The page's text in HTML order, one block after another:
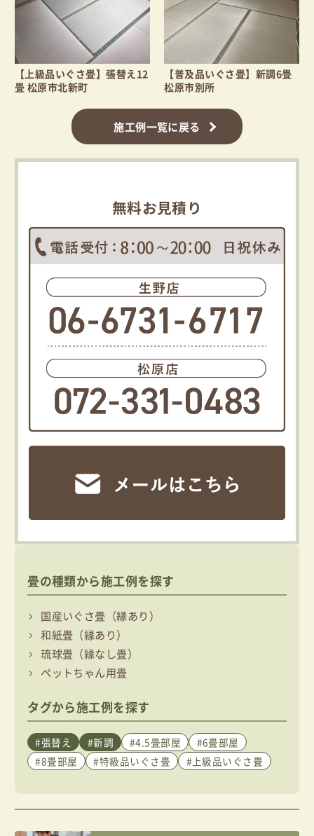
【上級品いぐさ畳】張替え12
畳 松原市北新町
【普及品いぐさ畳】新調6畳
松原市別所
施工例一覧に戻る
無料お見積り
畳の種類から施工例を探す
国産いぐさ畳（縁あり）
和紙畳（縁あり）
琉球畳（縁なし畳）
ペットちゃん用畳
タグから施工例を探す
#張替え #新調 #4.5畳部屋
#6畳部屋
#8畳部屋
#特級品いぐさ畳 #上級品いぐさ畳